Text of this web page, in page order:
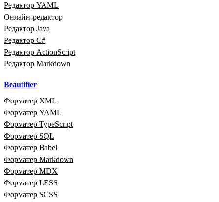
Редактор YAML
Онлайн‑редактор
Редактор Java
Редактор C#
Редактор ActionScript
Редактор Markdown
Beautifier
Форматер XML
Форматер YAML
Форматер TypeScript
Форматер SQL
Форматер Babel
Форматер Markdown
Форматер MDX
Форматер LESS
Форматер SCSS